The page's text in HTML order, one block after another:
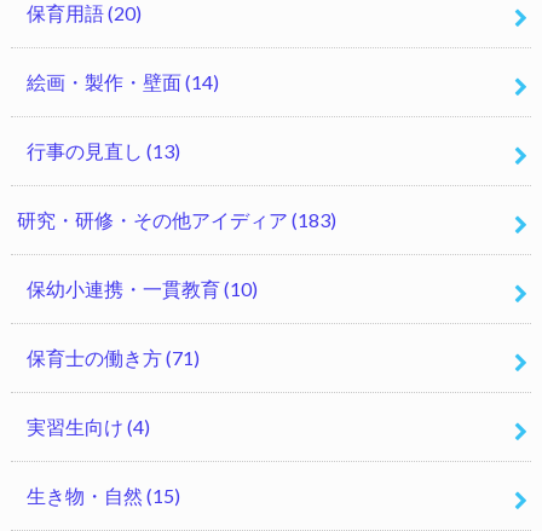
保育用語(20)
絵画・製作・壁面(14)
行事の見直し (13)
研究・研修・その他アイディア (183)
保幼小連携・一貫教育(10)
保育士の働き方(71)
実習生向け (4)
生き物・自然 (15)